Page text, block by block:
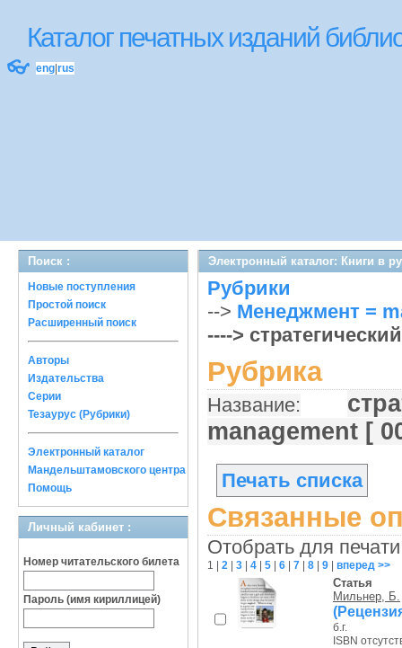
Каталог печатных изданий
👓 eng rus
Поиск :
Новые поступления
Простой поиск
Расширенный поиск
Авторы
Издательства
Серии
Тезаурус (Рубрики)
Электронный каталог
Мандельштамовского центра
Помощь
Личный кабинет :
Номер читательского билета
Пароль (имя кириллицей)
Электронный каталог: Книги в
Рубрики
--> Менеджмент =
---->
Рубрика
Название:
management [
Печать списка
Связанные
Отобрать для
1 2 3 4 5 6 7 8 9 вперед >>
Статья
Мильнер, Б.
б.г.
ISBN